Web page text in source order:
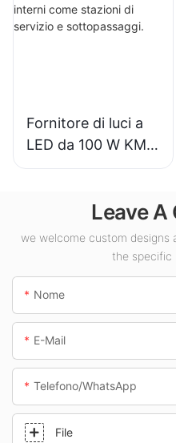
magazzini e altre
Fornitore di luci a
LED da 100 W KML-
CLA per spazi
stazioni di servizio
e sottopassaggi.
Leave A
we welcome custom designs
the specific
Nome
E-Mail
Telefono/WhatsApp
File